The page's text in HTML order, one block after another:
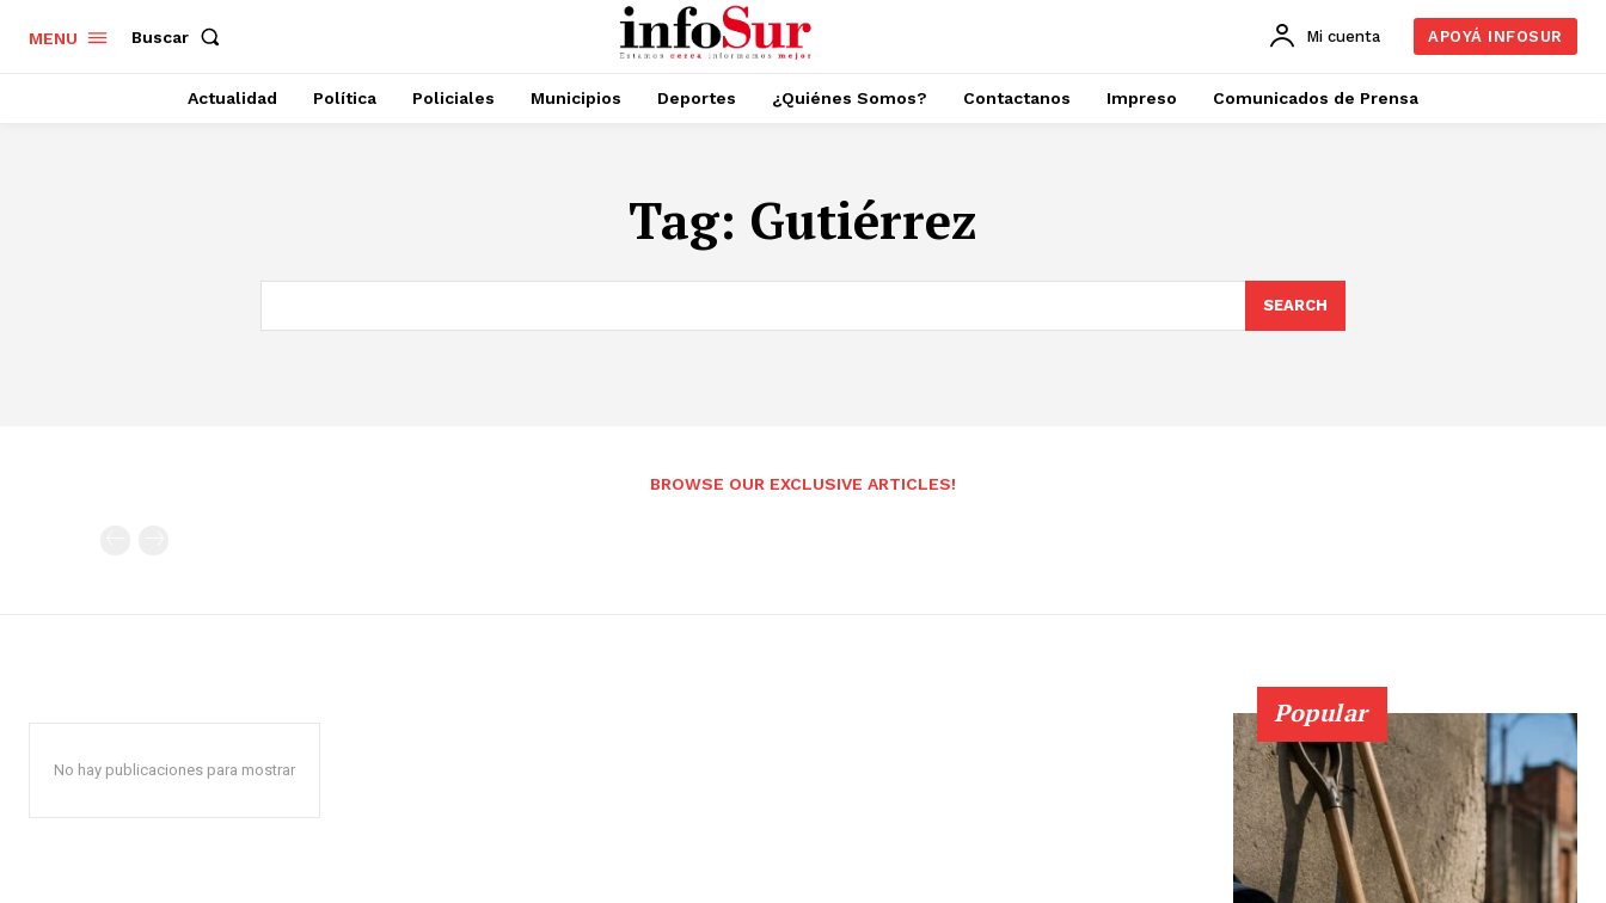
MENU Buscar Mi cuenta APOYÁ INFOSUR
Actualidad Política Policiales Municipios Deportes ¿Quiénes Somos? Contactanos Impreso Comunicados de Prensa
Tag: Gutiérrez
SEARCH
BROWSE OUR EXCLUSIVE ARTICLES!
No hay publicaciones para mostrar
Popular